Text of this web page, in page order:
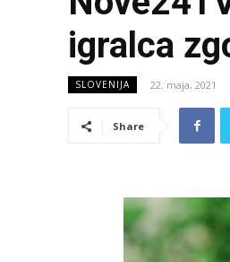
igralca
SLOVENIJA 22. maja, 2021
Share